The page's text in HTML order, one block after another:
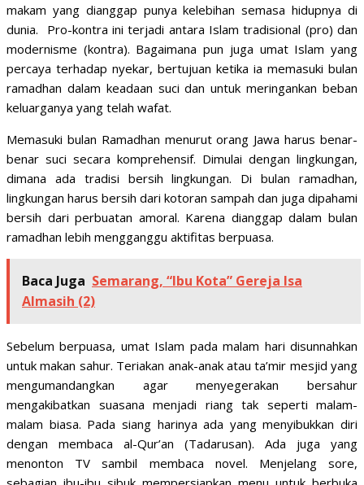
makam yang dianggap punya kelebihan semasa hidupnya di
dunia. Pro-kontra ini terjadi antara Islam tradisional (pro) dan
modernisme (kontra). Bagaimana pun juga umat Islam yang
percaya terhadap nyekar, bertujuan ketika ia memasuki bulan
ramadhan dalam keadaan suci dan untuk meringankan beban
keluarganya yang telah wafat.
Memasuki bulan Ramadhan menurut orang Jawa harus benar-
benar suci secara komprehensif. Dimulai dengan lingkungan,
dimana ada tradisi bersih lingkungan. Di bulan ramadhan,
lingkungan harus bersih dari kotoran sampah dan juga dipahami
bersih dari perbuatan amoral. Karena dianggap dalam bulan
ramadhan lebih mengganggu aktifitas berpuasa.
Baca Juga Semarang, “Ibu Kota” Gereja Isa
Almasih (2)
Sebelum berpuasa, umat Islam pada malam hari disunnahkan
untuk makan sahur. Teriakan anak-anak atau ta’mir mesjid yang
mengumandangkan agar menyegerakan bersahur
mengakibatkan suasana menjadi riang tak seperti malam-
malam biasa. Pada siang harinya ada yang menyibukkan diri
dengan membaca al-Qur’an (Tadarusan). Ada juga yang
menonton TV sambil membaca novel. Menjelang sore,